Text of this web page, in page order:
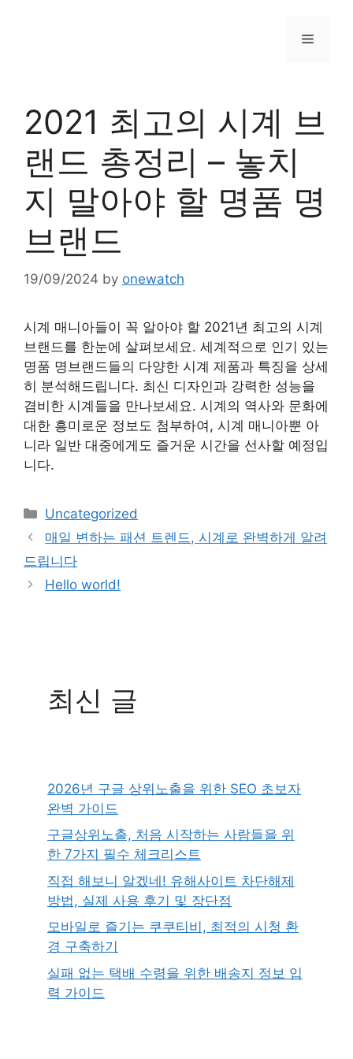
Menu
2021 최고의 시계 브
랜드 총정리 – 놓치
지 말아야 할 명품 명
브랜드
19/09/2024 by onewatch
시계 매니아들이 꼭 알아야 할 2021년 최고의 시계
브랜드를 한눈에 살펴보세요. 세계적으로 인기 있는
명품 명브랜드들의 다양한 시계 제품과 특징을 상세
히 분석해드립니다. 최신 디자인과 강력한 성능을
겸비한 시계들을 만나보세요. 시계의 역사와 문화에
대한 흥미로운 정보도 첨부하여, 시계 매니아뿐 아
니라 일반 대중에게도 즐거운 시간을 선사할 예정입
니다.
Categories
Uncategorized
매일 변하는 패션 트렌드, 시계로 완벽하게 알려
드립니다
Hello world!
최신 글
2026년 구글 상위노출을 위한 SEO 초보자
완벽 가이드
구글상위노출, 처음 시작하는 사람들을 위
한 7가지 필수 체크리스트
직접 해보니 알겠네! 유해사이트 차단해제
방법, 실제 사용 후기 및 장단점
모바일로 즐기는 쿠쿠티비, 최적의 시청 환
경 구축하기
실패 없는 택배 수령을 위한 배송지 정보 입
력 가이드